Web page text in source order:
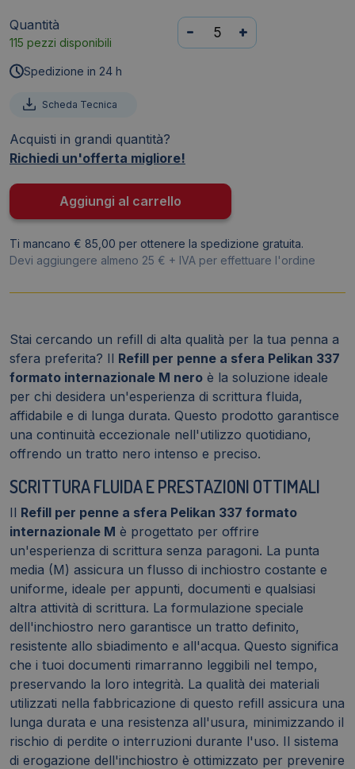
Quantità
115 pezzi disponibili
Refill
per
formato
-
M
Nero
1
pezzi)
quantità
- +
Spedizione in 24 h
Scheda Tecnica
Acquisti in grandi quantità?
Richiedi un'offerta migliore!
Aggiungi al carrello
Ti mancano € 85,00 per ottenere la spedizione gratuita.
Devi aggiungere almeno 25 € + IVA per effettuare l'ordine
Stai cercando un refill di alta qualità per la tua penna a
sfera preferita? Il Refill per penne a sfera Pelikan 337
formato internazionale M nero è la soluzione ideale
per chi desidera un'esperienza di scrittura fluida,
affidabile e di lunga durata. Questo prodotto garantisce
una continuità eccezionale nell'utilizzo quotidiano,
offrendo un tratto nero intenso e preciso.
SCRITTURA FLUIDA E PRESTAZIONI OTTIMALI
Il Refill per penne a sfera Pelikan 337 formato
internazionale M è progettato per offrire
un'esperienza di scrittura senza paragoni. La punta
media (M) assicura un flusso di inchiostro costante e
uniforme, ideale per appunti, documenti e qualsiasi
altra attività di scrittura. La formulazione speciale
dell'inchiostro nero garantisce un tratto definito,
resistente allo sbiadimento e all'acqua. Questo significa
che i tuoi documenti rimarranno leggibili nel tempo,
preservando la loro integrità. La qualità dei materiali
utilizzati nella fabbricazione di questo refill assicura una
lunga durata e una resistenza all'usura, minimizzando il
rischio di perdite o interruzioni durante l'uso. Il sistema
di erogazione dell'inchiostro è ottimizzato per prevenire